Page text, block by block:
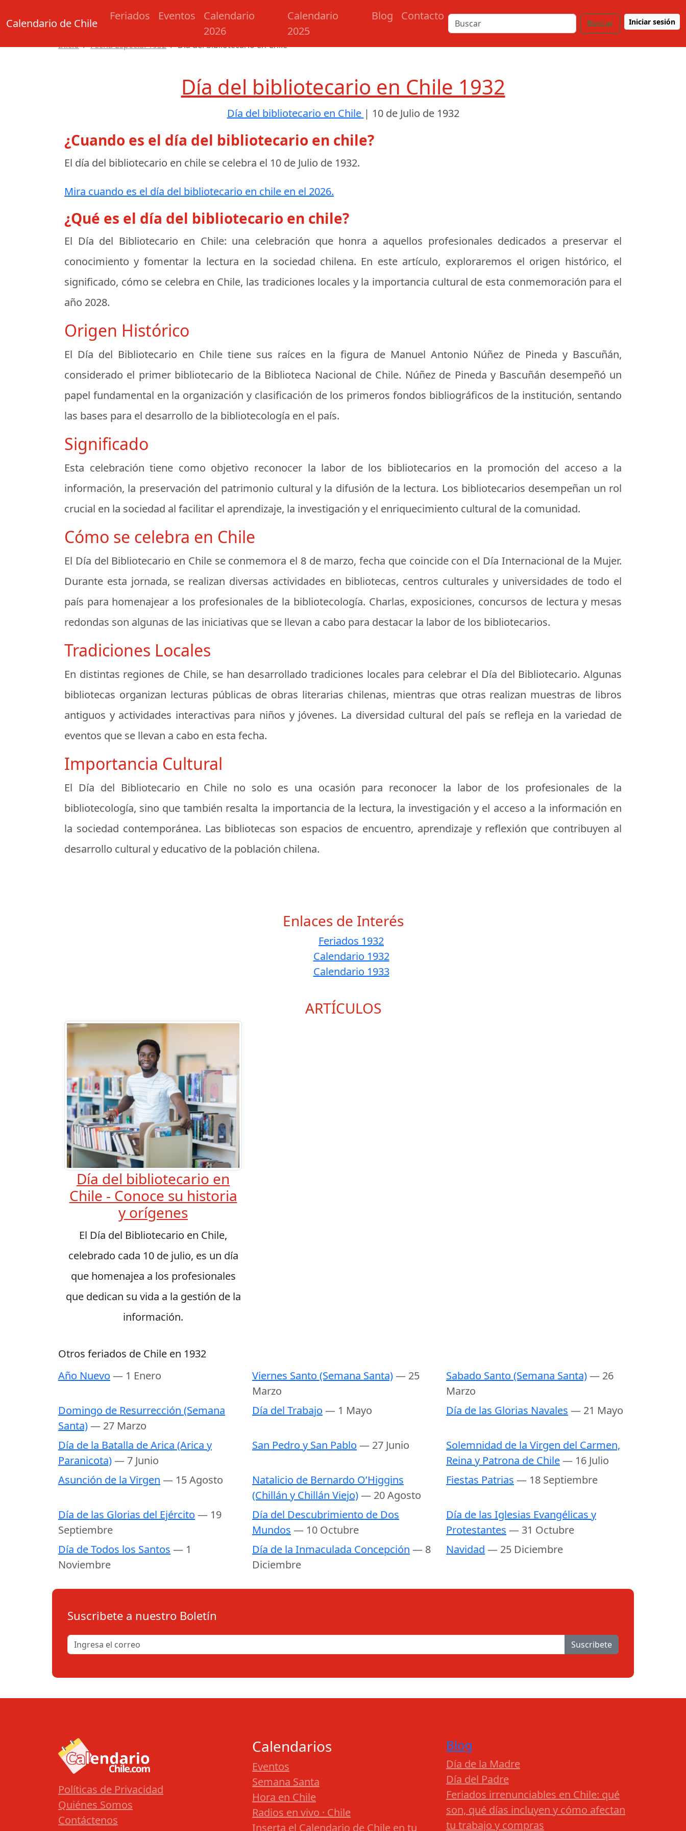
Calendario de Chile
Feriados Eventos
Calendario
2026
Calendario
2025
Blog Contacto
Buscar Iniciar sesión
Inicio Fecha Especial 1932 Día del bibliotecario en Chile
Día del bibliotecario en Chile 1932
Día del bibliotecario en Chile | 10 de Julio de 1932
¿Cuando es el día del bibliotecario en chile?
El día del bibliotecario en chile se celebra el 10 de Julio de 1932.
Mira cuando es el día del bibliotecario en chile en el 2026.
¿Qué es el día del bibliotecario en chile?
El Día del Bibliotecario en Chile: una celebración que honra a aquellos profesionales dedicados a preservar el
conocimiento y fomentar la lectura en la sociedad chilena. En este artículo, exploraremos el origen histórico, el
significado, cómo se celebra en Chile, las tradiciones locales y la importancia cultural de esta conmemoración para el
año 2028.
Origen Histórico
El Día del Bibliotecario en Chile tiene sus raíces en la figura de Manuel Antonio Núñez de Pineda y Bascuñán,
considerado el primer bibliotecario de la Biblioteca Nacional de Chile. Núñez de Pineda y Bascuñán desempeñó un
papel fundamental en la organización y clasificación de los primeros fondos bibliográficos de la institución, sentando
las bases para el desarrollo de la bibliotecología en el país.
Significado
Esta celebración tiene como objetivo reconocer la labor de los bibliotecarios en la promoción del acceso a la
información, la preservación del patrimonio cultural y la difusión de la lectura. Los bibliotecarios desempeñan un rol
crucial en la sociedad al facilitar el aprendizaje, la investigación y el enriquecimiento cultural de la comunidad.
Cómo se celebra en Chile
El Día del Bibliotecario en Chile se conmemora el 8 de marzo, fecha que coincide con el Día Internacional de la Mujer.
Durante esta jornada, se realizan diversas actividades en bibliotecas, centros culturales y universidades de todo el
país para homenajear a los profesionales de la bibliotecología. Charlas, exposiciones, concursos de lectura y mesas
redondas son algunas de las iniciativas que se llevan a cabo para destacar la labor de los bibliotecarios.
Tradiciones Locales
En distintas regiones de Chile, se han desarrollado tradiciones locales para celebrar el Día del Bibliotecario. Algunas
bibliotecas organizan lecturas públicas de obras literarias chilenas, mientras que otras realizan muestras de libros
antiguos y actividades interactivas para niños y jóvenes. La diversidad cultural del país se refleja en la variedad de
eventos que se llevan a cabo en esta fecha.
Importancia Cultural
El Día del Bibliotecario en Chile no solo es una ocasión para reconocer la labor de los profesionales de la
bibliotecología, sino que también resalta la importancia de la lectura, la investigación y el acceso a la información en
la sociedad contemporánea. Las bibliotecas son espacios de encuentro, aprendizaje y reflexión que contribuyen al
desarrollo cultural y educativo de la población chilena.
Enlaces de Interés
Feriados 1932
Calendario 1932
Calendario 1933
ARTÍCULOS
Día del bibliotecario en
Chile - Conoce su historia
y orígenes
El Día del Bibliotecario en Chile,
celebrado cada 10 de julio, es un día
que homenajea a los profesionales
que dedican su vida a la gestión de la
información.
Otros feriados de Chile en 1932
Año Nuevo — 1 Enero Viernes Santo (Semana Santa)— 25
Marzo
Sabado Santo (Semana Santa)— 26
Marzo
Domingo de Resurrección (Semana
Santa)— 27 Marzo
Día del Trabajo — 1 Mayo Día de las Glorias Navales — 21 Mayo
Día de la Batalla de Arica (Arica y
Paranicota)— 7 Junio
San Pedro y San Pablo — 27 Junio
Solemnidad de la Virgen del Carmen,
Reina y Patrona de Chile— 16 Julio
Asunción de la Virgen — 15 Agosto
Natalicio de Bernardo O’Higgins
(Chillán y Chillán Viejo)— 20 Agosto
Fiestas Patrias — 18 Septiembre
Día de las Glorias del Ejército — 19
Septiembre
Día del Descubrimiento de Dos
Mundos — 10 Octubre
Día de las Iglesias Evangélicas y
Protestantes — 31 Octubre
Día de Todos los Santos — 1
Noviembre
Día de la Inmaculada Concepción — 8
Diciembre
Navidad — 25 Diciembre
Suscribete a nuestro Boletín
Suscribete
Políticas de Privacidad
Quiénes Somos
Contáctenos
Calendarios
Eventos
Semana Santa
Hora en Chile
Radios en vivo · Chile
Inserta el Calendario de Chile en tu
Blog
Día de la Madre
Día del Padre
Feriados irrenunciables en Chile: qué
son, qué días incluyen y cómo afectan
tu trabajo y compras